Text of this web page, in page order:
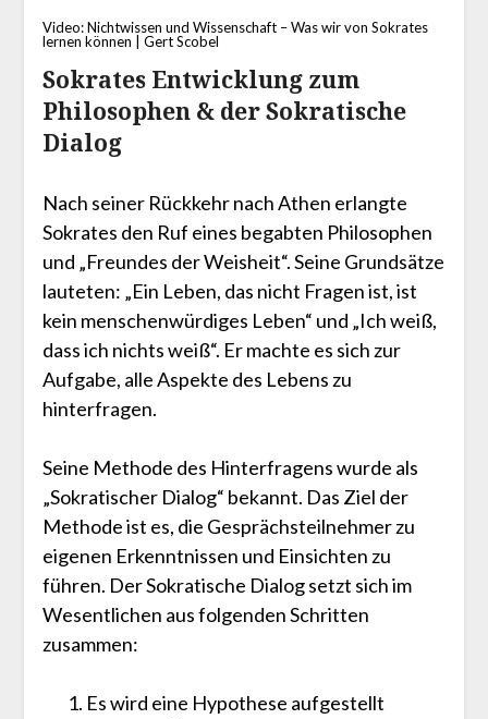
Video: Nichtwissen und Wissenschaft – Was wir von Sokrates
lernen können | Gert Scobel
Sokrates Entwicklung zum
Philosophen & der Sokratische
Dialog
Nach seiner Rückkehr nach Athen erlangte
Sokrates den Ruf eines begabten Philosophen
und „Freundes der Weisheit“. Seine Grundsätze
lauteten: „Ein Leben, das nicht Fragen ist, ist
kein menschenwürdiges Leben“ und „Ich weiß,
dass ich nichts weiß“. Er machte es sich zur
Aufgabe, alle Aspekte des Lebens zu
hinterfragen.
Seine Methode des Hinterfragens wurde als
„Sokratischer Dialog“ bekannt. Das Ziel der
Methode ist es, die Gesprächsteilnehmer zu
eigenen Erkenntnissen und Einsichten zu
führen. Der Sokratische Dialog setzt sich im
Wesentlichen aus folgenden Schritten
zusammen:
Es wird eine Hypothese aufgestellt